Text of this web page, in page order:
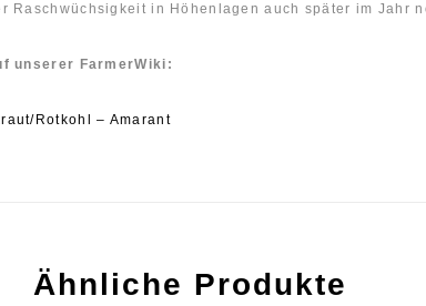
Raschwüchsigkeit in Höhenlagen auch später im Jahr
unserer FarmerWiki:
Rotkohl – Amarant
Ähnliche Produkte